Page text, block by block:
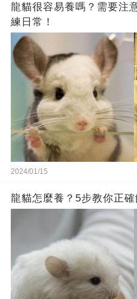
龍貓很容易養嗎？需要注
練日常！
2024/01/15
龍貓怎麼養？5步教你正